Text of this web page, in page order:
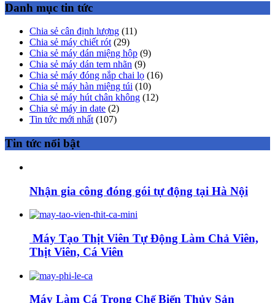
Danh mục tin tức
Chia sẻ cân định lượng (11)
Chia sẻ máy chiết rót (29)
Chia sẻ máy dán miệng hộp (9)
Chia sẻ máy dán tem nhãn (9)
Chia sẻ máy đóng nắp chai lọ (16)
Chia sẻ máy hàn miệng túi (10)
Chia sẻ máy hút chân không (12)
Chia sẻ máy in date (2)
Tin tức mới nhất (107)
Tin tức nổi bật
Nhận gia công đóng gói tự động tại Hà Nội
Máy Tạo Thịt Viên Tự Động Làm Chả Viên,
Thịt Viên, Cá Viên
Máy Làm Cá Trong Chế Biến Thủy Sản